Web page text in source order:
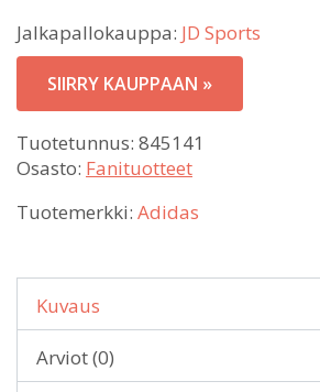
Jalkapallokauppa: JD Sports
SIIRRY KAUPPAAN »
Tuotetunnus: 845141
Osasto: Fanituotteet
Tuotemerkki: Adidas
Kuvaus
Arviot (0)